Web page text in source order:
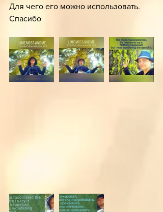
Для чего его можно использовать.
Спасибо